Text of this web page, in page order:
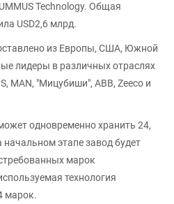
Technology. Общая
USD2,6 млрд.
из Европы, США, Южной
лидеры в различных отраслях
MAN, "Мицубиши", ABB, Zeeco и
одновременно хранить 24,
этапе завод будет
марок
технология
марок.